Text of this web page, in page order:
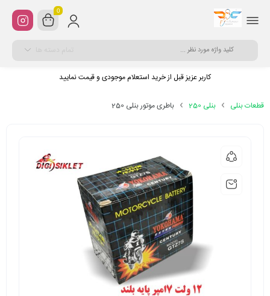
0
کاربر عزیز قبل از خرید استعلام موجودی و قیمت نمایید
قطعات بنلی بنلی 250 باطری موتور بنلی 250